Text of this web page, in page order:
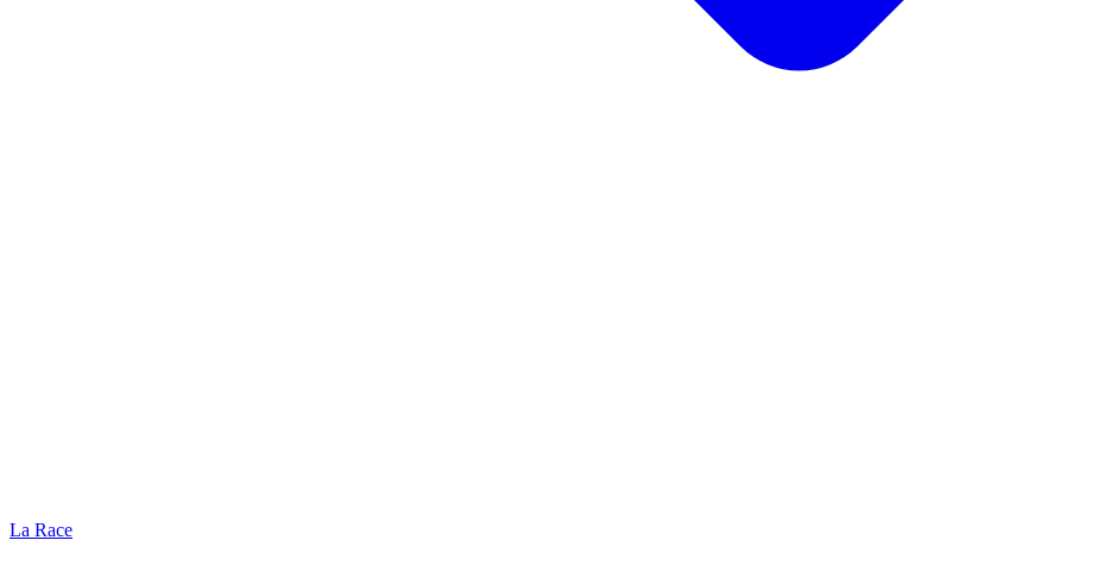
La Race